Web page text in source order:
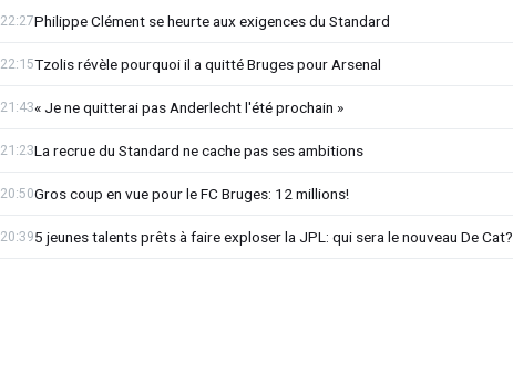
Philippe Clément se heurte aux exigences du Standard
22:27
Tzolis révèle pourquoi il a quitté Bruges pour Arsenal
22:15
« Je ne quitterai pas Anderlecht l'été prochain »
21:43
La recrue du Standard ne cache pas ses ambitions
21:23
Gros coup en vue pour le FC Bruges: 12 millions!
20:50
5 jeunes talents prêts à faire exploser la JPL: qui sera le nouveau De Cat?
20:39